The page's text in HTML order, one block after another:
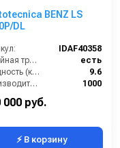
BENZ LS
DL
IDAF40358
Струйная трубка (копьё):
есть
Мощность (кВт):
9.6
Производительность (л/ч):
1000
000 руб.
⚡ В корзину